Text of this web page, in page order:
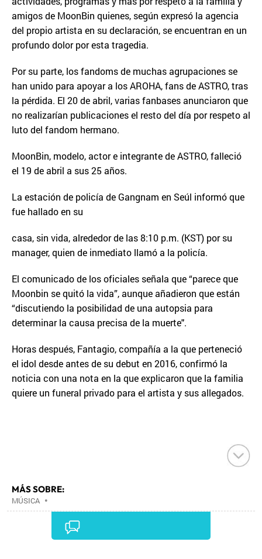
amigos de MoonBin quienes, según expresó la agencia
del propio artista en su declaración, se encuentran en un
profundo dolor por esta tragedia.
Por su parte, los fandoms de muchas agrupaciones se
han unido para apoyar a los AROHA, fans de ASTRO, tras
la pérdida. El 20 de abril, varias fanbases anunciaron que
no realizarían publicaciones el resto del día por respeto al
luto del fandom hermano.
MoonBin, modelo, actor e integrante de ASTRO, falleció
el 19 de abril a sus 25 años.
La estación de policía de Gangnam en Seúl informó que
fue hallado en su
casa, sin vida, alrededor de las 8:10 p.m. (KST) por su
manager, quien de inmediato llamó a la policía.
El comunicado de los oficiales señala que “parece que
Moonbin se quitó la vida”, aunque añadieron que están
“discutiendo la posibilidad de una autopsia para
determinar la causa precisa de la muerte".
Horas después, Fantagio, compañía a la que perteneció
el idol desde antes de su debut en 2016, confirmó la
noticia con una nota en la que explicaron que la familia
quiere un funeral privado para el artista y sus allegados.
MÁS SOBRE:
MÚSICA •